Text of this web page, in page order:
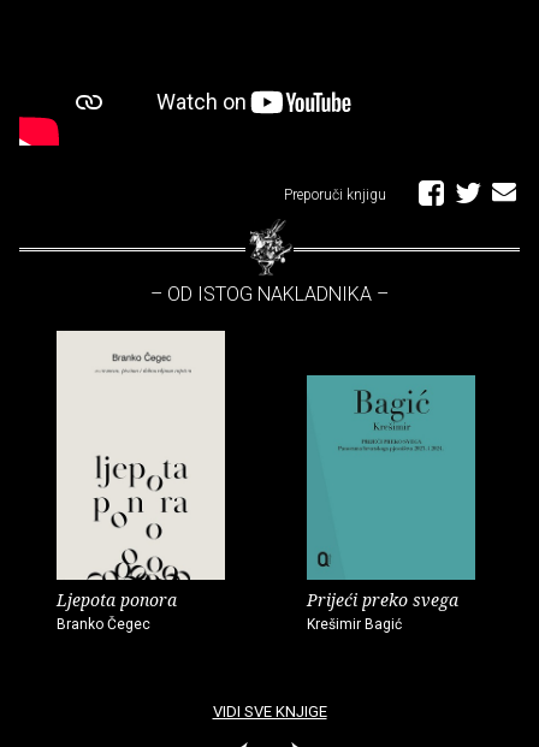
Preporuči knjigu
– OD ISTOG NAKLADNIKA –
Ljepota ponora
Branko Čegec
Prijeći preko svega
Krešimir Bagić
VIDI SVE KNJIGE